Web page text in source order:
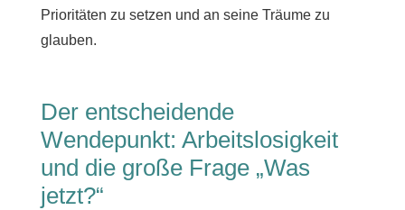
Prioritäten zu setzen und an seine Träume zu
glauben.
Der entscheidende
Wendepunkt: Arbeitslosigkeit
und die große Frage „Was
jetzt?“